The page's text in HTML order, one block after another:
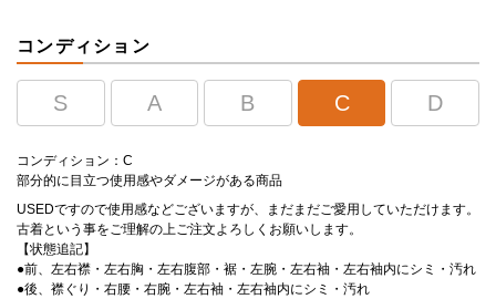
コンディション
S A B C D
コンディション：C
部分的に目立つ使用感やダメージがある商品
USEDですので使用感などございますが、まだまだご愛用していただけます。
古着という事をご理解の上ご注文よろしくお願いします。
【状態追記】
●前、左右襟・左右胸・左右腹部・裾・左腕・左右袖・左右袖内にシミ・汚れ
●後、襟ぐり・右腰・右腕・左右袖・左右袖内にシミ・汚れ